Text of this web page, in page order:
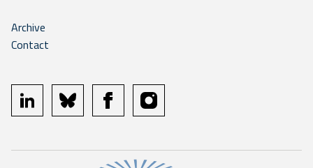
Archive
Contact
linkedin bluesky facebookinstagram